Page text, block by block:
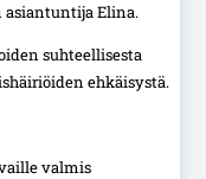
Elina.
suhteellisesta
ehkäisystä.
valmis